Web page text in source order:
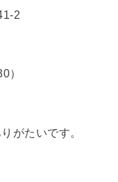
2
）
がたいです。